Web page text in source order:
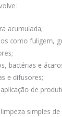
acumulada;
como fuligem,
bactérias e
e difusores;
de
simples